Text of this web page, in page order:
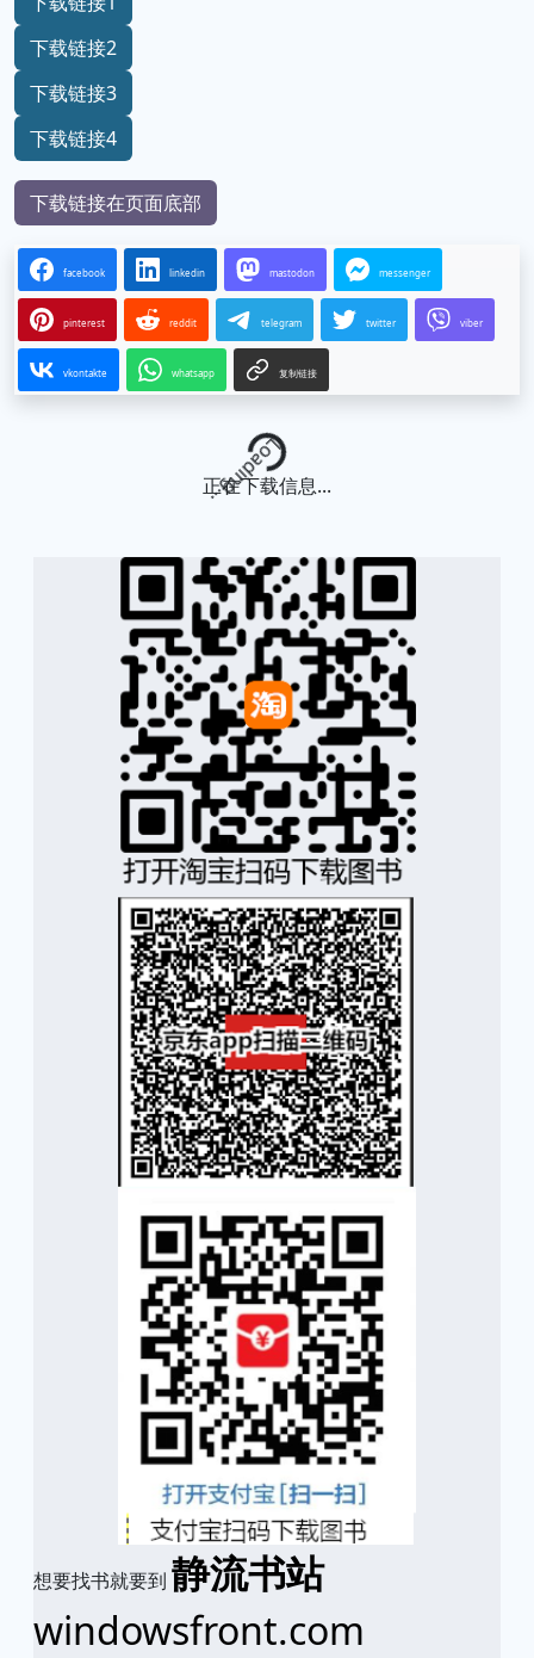
下载链接2
下载链接3
下载链接4
下载链接在页面底部
facebook linkedin mastodon messenger
pinterest reddit telegram twitter viber
vkontakte whatsapp 复制链接
Loading...
正在下载信息...
想要找书就要到 静流书站
windowsfront.com